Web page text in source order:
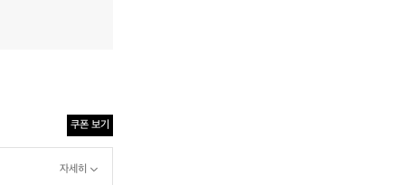
쿠폰 보기
자세히